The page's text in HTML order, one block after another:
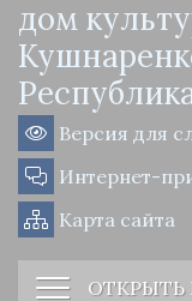
дом
Версия для
Интернет-
Карта сайта